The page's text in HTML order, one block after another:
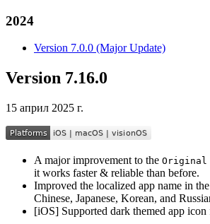
2024
Version 7.0.0 (Major Update)
Version 7.16.0
15 април 2025 г.
A major improvement to the Original
it works faster & reliable than before.
Improved the localized app name in
Chinese, Japanese, Korean, and
[iOS] Supported dark themed app